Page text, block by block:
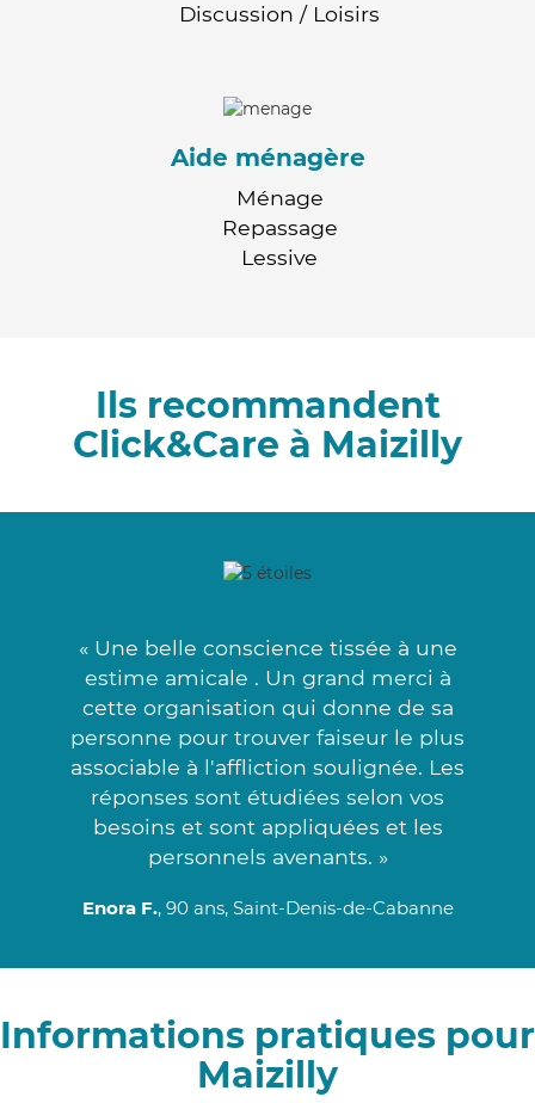
Discussion / Loisirs
Aide ménagère
Ménage
Repassage
Lessive
Ils recommandent
Click&Care à Maizilly
« Une belle conscience tissée à une
estime amicale . Un grand merci à
cette organisation qui donne de sa
personne pour trouver faiseur le plus
associable à l'affliction soulignée. Les
réponses sont étudiées selon vos
besoins et sont appliquées et les
personnels avenants. »
Enora F., 90 ans, Saint-Denis-de-Cabanne
Informations pratiques pour
Maizilly